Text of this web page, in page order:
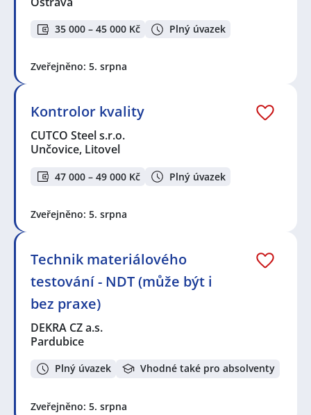
35 000 – 45 000 Kč Plný úvazek
Zveřejněno: 5. srpna
Kontrolor kvality
CUTCO Steel s.r.o.
Unčovice, Litovel
47 000 – 49 000 Kč Plný úvazek
Zveřejněno: 5. srpna
Technik materiálového
testování - NDT (může být i
bez praxe)
DEKRA CZ a.s.
Pardubice
Plný úvazek Vhodné také pro absolventy
Zveřejněno: 5. srpna